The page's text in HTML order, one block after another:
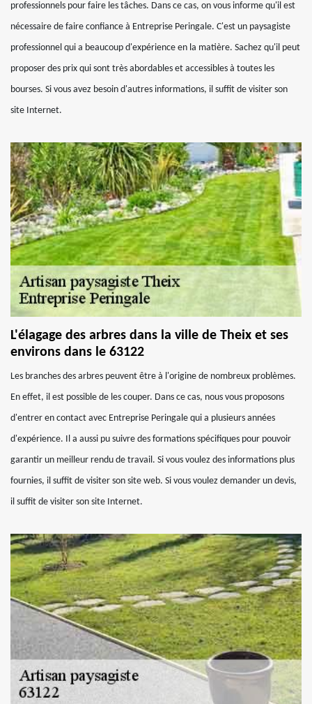
professionnels pour faire les tâches. Dans ce cas, on vous informe qu'il est
nécessaire de faire confiance à Entreprise Peringale. C'est un paysagiste
professionnel qui a beaucoup d'expérience en la matière. Sachez qu'il peut
proposer des prix qui sont très abordables et accessibles à toutes les
bourses. Si vous avez besoin d'autres informations, il suffit de visiter son
site Internet.
L'élagage des arbres dans la ville de Theix et ses
environs dans le 63122
Les branches des arbres peuvent être à l'origine de nombreux problèmes.
En effet, il est possible de les couper. Dans ce cas, nous vous proposons
d'entrer en contact avec Entreprise Peringale qui a plusieurs années
d'expérience. Il a aussi pu suivre des formations spécifiques pour pouvoir
garantir un meilleur rendu de travail. Si vous voulez des informations plus
fournies, il suffit de visiter son site web. Si vous voulez demander un devis,
il suffit de visiter son site Internet.